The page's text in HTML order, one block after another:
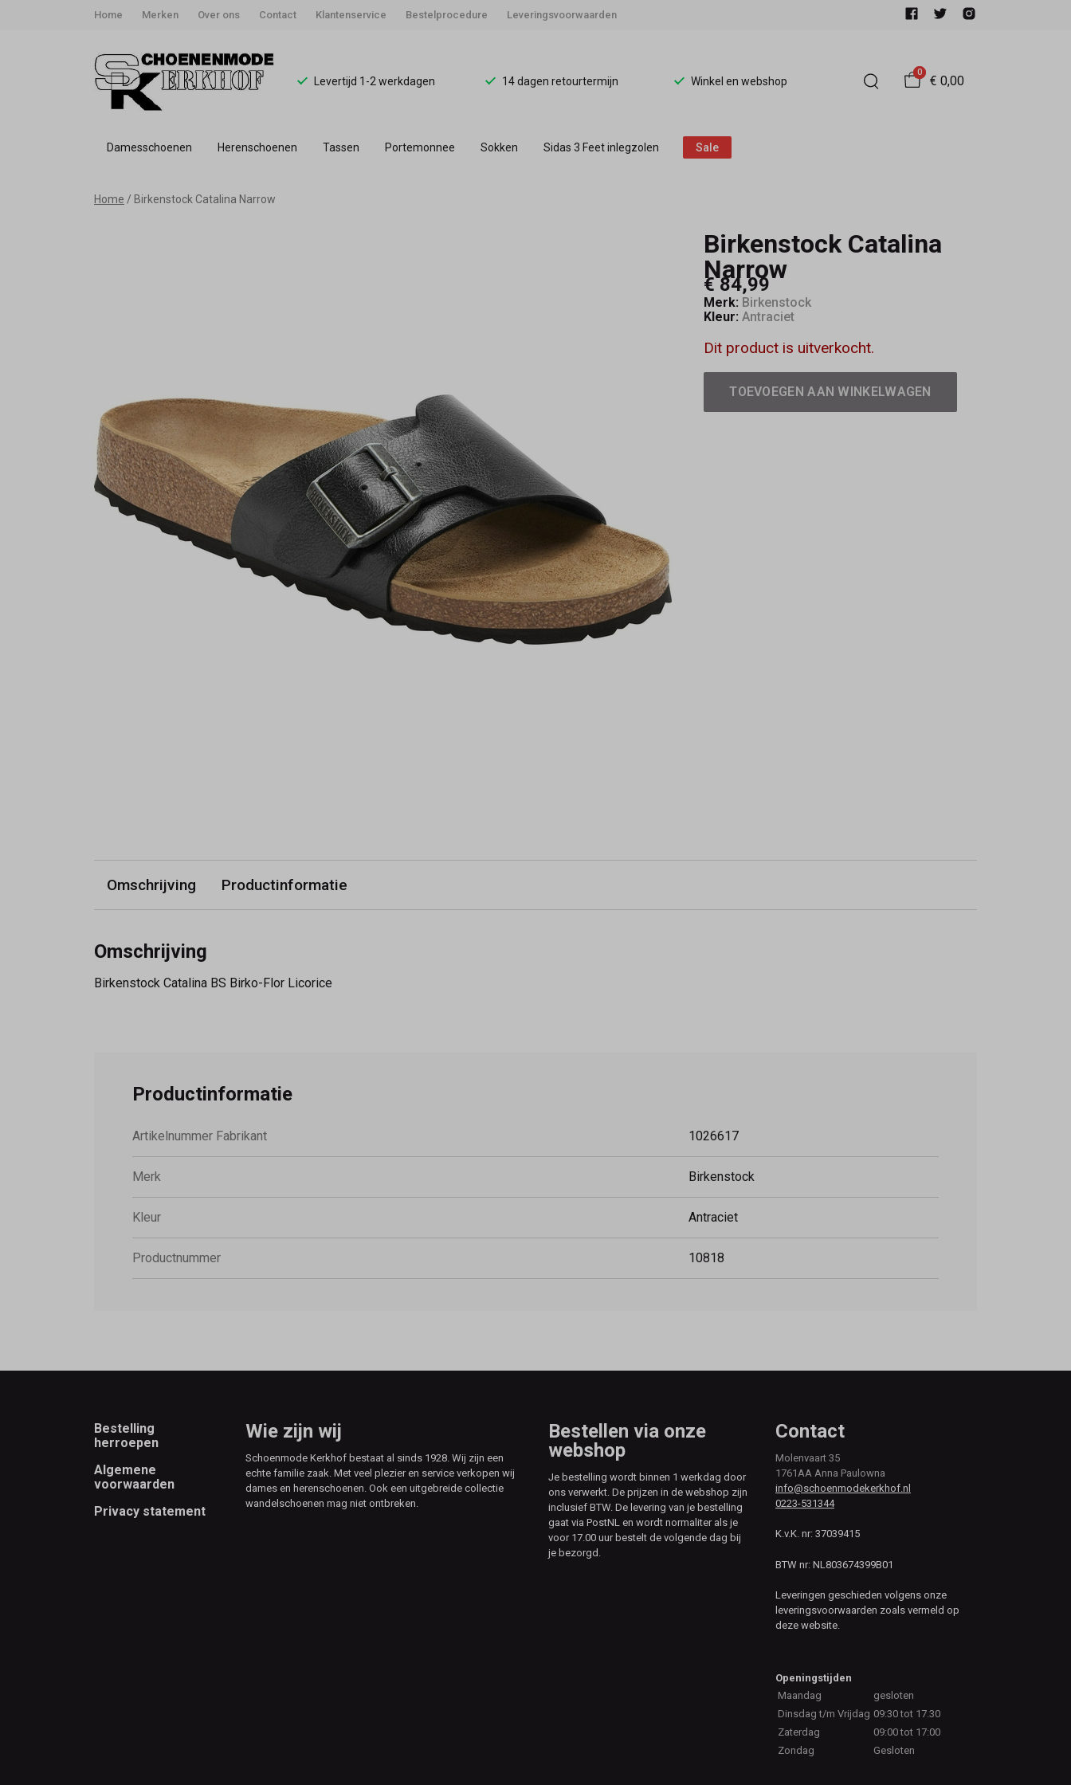
Home Merken Over ons Contact Klantenservice Bestelprocedure Leveringsvoorwaarden
Levertijd 1-2 werkdagen 14 dagen retourtermijn Winkel en webshop
0
€ 0,00
Damesschoenen Herenschoenen Tassen Portemonnee Sokken Sidas 3 Feet inlegzolen Sale
Birkenstock
Home Birkenstock Catalina Narrow
Birkenstock Catalina
Narrow
€ 84,99
Merk: Birkenstock
Kleur: Antraciet
Dit product is uitverkocht.
TOEVOEGEN AAN WINKELWAGEN
Omschrijving Productinformatie
Omschrijving
Birkenstock Catalina BS Birko-Flor Licorice
Productinformatie
Artikelnummer Fabrikant 1026617
Merk Birkenstock
Kleur Antraciet
Productnummer 10818
Footer
Bestelling
herroepen
Algemene
voorwaarden
Privacy statement
Wie zijn wij
Schoenmode Kerkhof bestaat al sinds 1928. Wij zijn een
echte familie zaak. Met veel plezier en service verkopen wij
dames en herenschoenen. Ook een uitgebreide collectie
wandelschoenen mag niet ontbreken.
Bestellen via onze
webshop
Je bestelling wordt binnen 1 werkdag door
ons verwerkt. De prijzen in de webshop zijn
inclusief BTW. De levering van je bestelling
gaat via PostNL en wordt normaliter als je
voor 17.00 uur bestelt de volgende dag bij
je bezorgd.
Contact
Molenvaart 35
1761AA Anna Paulowna
info@schoenmodekerkhof.nl
0223-531344
K.v.K. nr: 37039415
BTW nr: NL803674399B01
Leveringen geschieden volgens onze
leveringsvoorwaarden zoals vermeld op
deze website.
Openingstijden
Maandag
gesloten
Dinsdag t/m Vrijdag 09:30 tot 17.30
Zaterdag
09:00 tot 17:00
Zondag
Gesloten